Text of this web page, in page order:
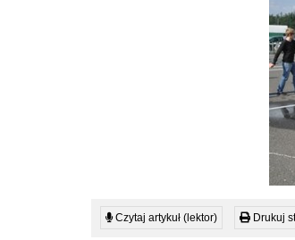
Czytaj artykuł (lektor) Drukuj